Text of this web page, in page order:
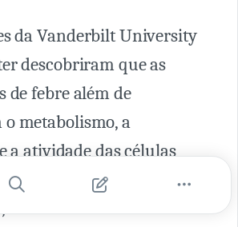
da Vanderbilt University
descobriram que as
de febre além de
metabolismo, a
a atividade das células
provocam estresse
ao DNA e morte